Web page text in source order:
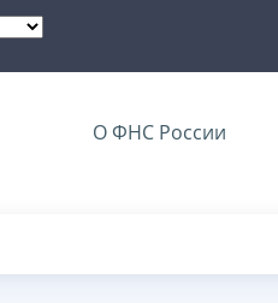
О ФНС России